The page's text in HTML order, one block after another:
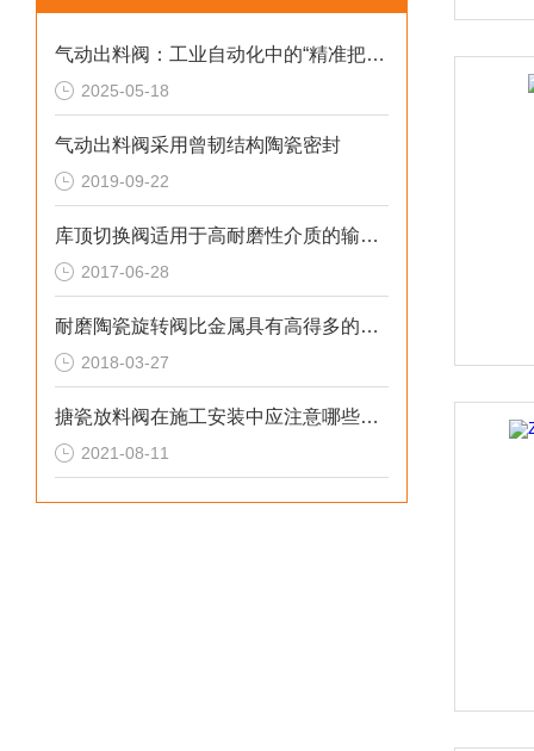
气动出料阀：工业自动化中的“精准把关者”
2025-05-18
气动出料阀采用曾韧结构陶瓷密封
2019-09-22
库顶切换阀适用于高耐磨性介质的输送系统
2017-06-28
耐磨陶瓷旋转阀比金属具有高得多的结合强度
2018-03-27
搪瓷放料阀在施工安装中应注意哪些事项？
2021-08-11